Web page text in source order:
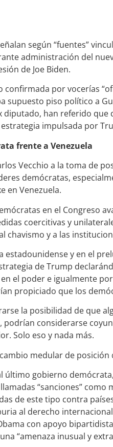
según “fuentes”
administración del
de Joe Biden.
por vocerías
supuesto piso político a
han referido
impulsada por
frente a Venezuela
Vecchio a la toma de
demócratas,
en Venezuela.
en el Congreso
coercitivas y
chavismo y a las
estadounidense y en el
de Trump
el poder e igualmente
propiciado que los
la posibilidad de que
podrían considerarse
Solo eso y nada más.
medular de
último gobierno
“sanciones”
de este tipo contra
al derecho
con apoyo
“amenaza inusual y